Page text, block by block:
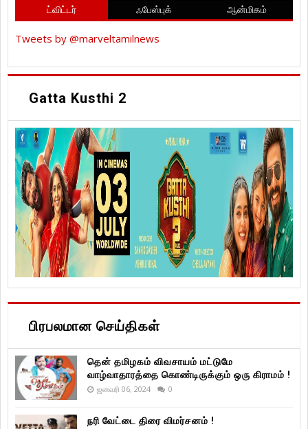
ட்விட்டர் ஃபேஸ்புக் ஆன்மிகம்
Tweets by @marveltamilnews
Gatta Kusthi 2
பிரபலமான செய்திகள்
தென் தமிழகம் விவசாயம் மட்டுமே
வாழ்வாதாரத்தை கொண்டிருக்கும் ஒரு கிராமம் !
ஜனவரி 06, 2024 0
நரி வேட்டை திரை விமர்சனம் !